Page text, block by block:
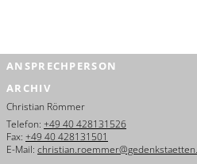
Français
ANSPRECHPERSON
ARCHIV
Christian Römmer
Telefon: +49 40 428131526
Fax: +49 40 428131501
E-Mail: